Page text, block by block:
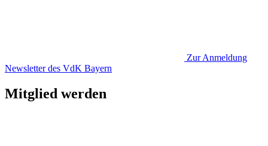
Zur Anmeldung
Newsletter des VdK Bayern
Mitglied werden